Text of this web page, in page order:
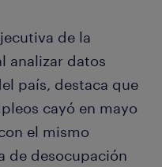
de la
analizar datos
país, destaca que
cayó en mayo
el mismo
de desocupación